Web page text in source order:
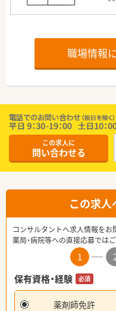
職場情報
この求人に
問い合わせる
この求
コンサルタントへ求人情報をお
薬局・病院等への直接応募では
1
保有資格・経験
必須
薬剤師免許